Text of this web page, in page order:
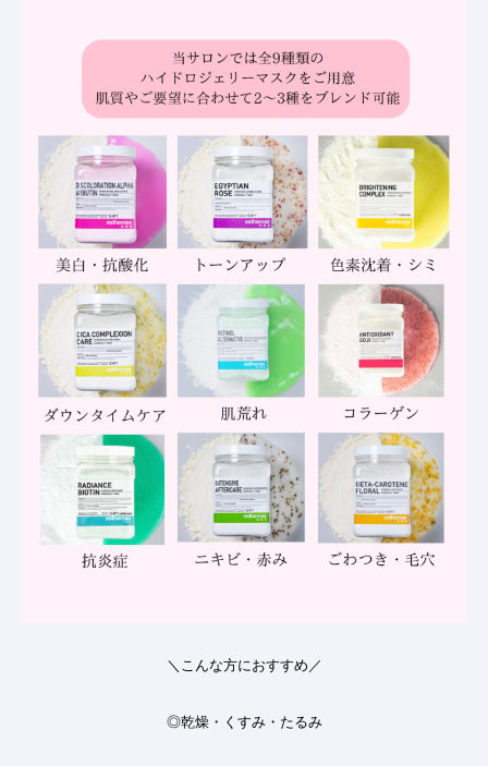
＼こんな方におすすめ／
◎乾燥・くすみ・たるみ